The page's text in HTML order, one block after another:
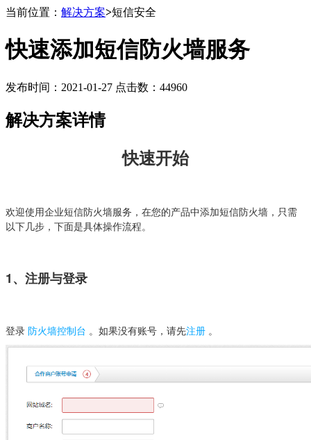
当前位置： 解决方案>短信安全
快速添加短信防火墙服务
发布时间：2021-01-27 点击数：44960
解决方案详情
快速开始
欢迎使用企业短信防火墙服务，在您的产品中添加短信防火墙，只需
以下几步，下面是具体操作流程。
1、注册与登录
登录 防火墙控制台 。如果没有账号，请先注册 。